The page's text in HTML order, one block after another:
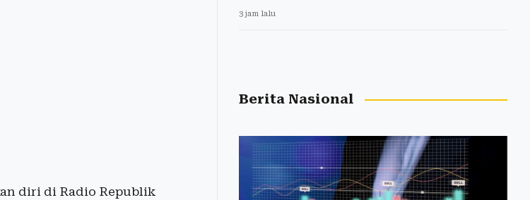
diri di Radio Republik
3 jam lalu
Berita Nasional